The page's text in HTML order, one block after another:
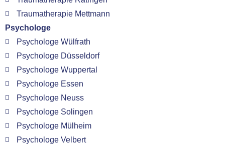
Traumatherapie Mettmann
Psychologe
Psychologe Wülfrath
Psychologe Düsseldorf
Psychologe Wuppertal
Psychologe Essen
Psychologe Neuss
Psychologe Solingen
Psychologe Mülheim
Psychologe Velbert